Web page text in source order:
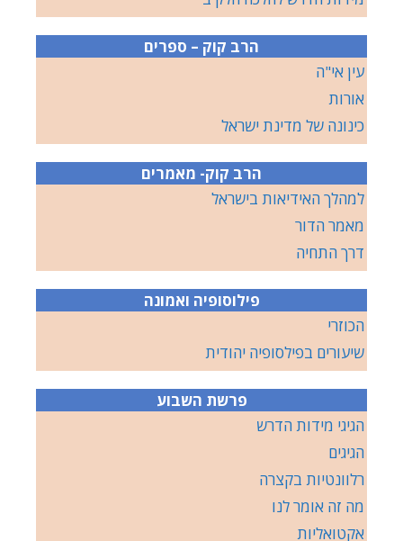
הרב קוק – ספרים
עין אי"ה
אורות
כינונה של מדינת ישראל
הרב קוק- מאמרים
למהלך האידיאות בישראל
מאמר הדור
דרך התחיה
פילוסופיה ואמונה
הכוזרי
שיעורים בפילסופיה יהודית
פרשת השבוע
הגיגי מידות הדרש
הגיגים
רלוונטיות בקצרה
מה זה אומר לנו
אקטואליות